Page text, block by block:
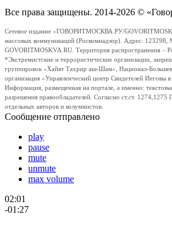
Все права защищены. 2014-2026 ©
Сетевое издание «ГОВОРИТМОСКВА.РУ/
массовых коммуникаций (Роскомнадзор). Адрес:
GOVORITMOSKVA.RU. Территория распространения –
*Экстремистские и террористические организации,
группировок «Хайят Тахрир аш-Шам», Национал-
организация «Управленческий центр Свидетелей Иеговы
Информация, размещенная на портале, а именно:
разрешения правообладателей. Согласно ст.ст.
отдельных авторов и колумнистов.
Сообщение отправлено
play
pause
mute
unmute
max volume
02:01
-01:27